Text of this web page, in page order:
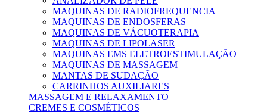
MAQUINAS DE RADIOFREQUENCIA
MAQUINAS DE ENDOSFERAS
MAQUINAS DE VÁCUOTERAPIA
MAQUINAS DE LIPOLASER
MAQUINAS EMS ELETROESTIMULAÇÃO
MAQUINAS DE MASSAGEM
MANTAS DE SUDAÇÃO
CARRINHOS AUXILIARES
MASSAGEM E RELAXAMENTO
CREMES E COSMÉTICOS